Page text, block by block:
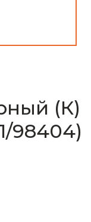
(К)
98404)